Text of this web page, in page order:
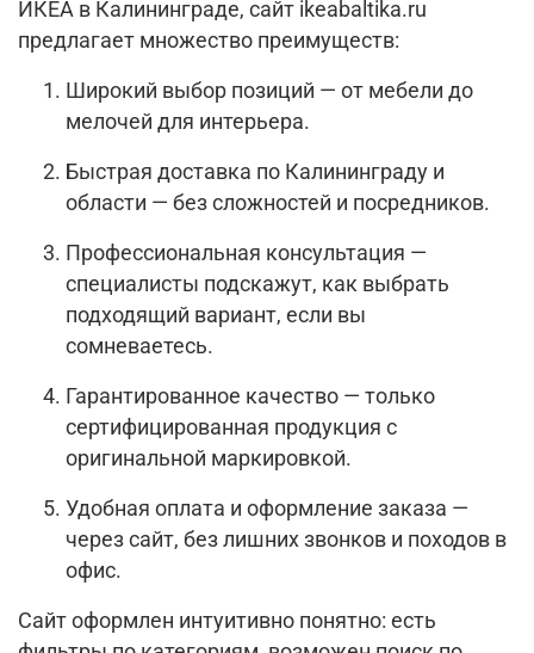
ИКЕА в Калининграде, сайт ikeabaltika.ru
предлагает множество преимуществ:
Широкий выбор позиций — от мебели до
мелочей для интерьера.
Быстрая доставка по Калининграду и
области — без сложностей и посредников.
Профессиональная консультация —
специалисты подскажут, как выбрать
подходящий вариант, если вы
сомневаетесь.
Гарантированное качество — только
сертифицированная продукция с
оригинальной маркировкой.
Удобная оплата и оформление заказа —
через сайт, без лишних звонков и походов в
офис.
Сайт оформлен интуитивно понятно: есть